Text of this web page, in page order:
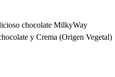
chocolate MilkyWay
y Crema (Origen Vegetal)